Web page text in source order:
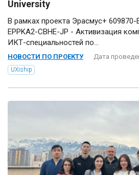
University
В рамках проекта Эрасмус+ 609870-
EPPKA2-CBHE-JP - Активизация
ИКТ-специальностей по...
НОВОСТИ ПО ПРОЕКТУ Дата
UXiship